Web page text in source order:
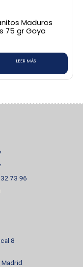
Maduros
75 gr Goya
LEER MÁS
73 96
8
Madrid